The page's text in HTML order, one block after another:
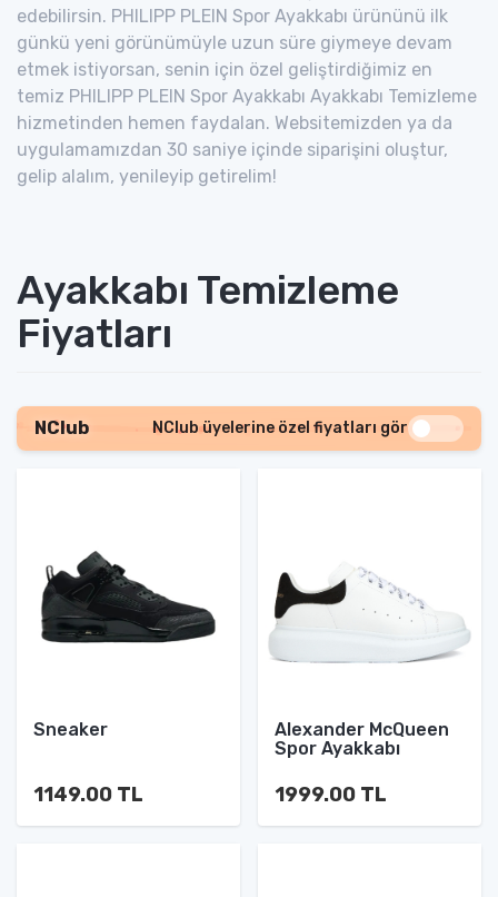
edebilirsin. PHILIPP PLEIN Spor Ayakkabı ürününü ilk
günkü yeni görünümüyle uzun süre giymeye devam
etmek istiyorsan, senin için özel geliştirdiğimiz en
temiz PHILIPP PLEIN Spor Ayakkabı Ayakkabı Temizleme
hizmetinden hemen faydalan. Websitemizden ya da
uygulamamızdan 30 saniye içinde siparişini oluştur,
gelip alalım, yenileyip getirelim!
Ayakkabı Temizleme
Fiyatları
NClub NClub üyelerine özel fiyatları gör
Sneaker
1149.00 TL
Alexander McQueen
Spor Ayakkabı
1999.00 TL